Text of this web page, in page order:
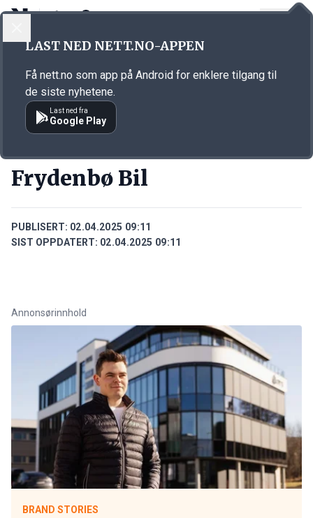
Annonsørinnhold
Frydenbø Bil
PUBLISERT: 02.04.2025 09:11
SIST OPPDATERT: 02.04.2025 09:11
Annonsørinnhold
BRAND STORIES
LAST NED NETT.NO-APPEN
Få nett.no som app på Android for enklere tilgang til
de siste nyhetene.
Last ned fra
Google Play